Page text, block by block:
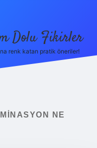
Dolu Fikirler
renk katan pratik öneriler!
NE